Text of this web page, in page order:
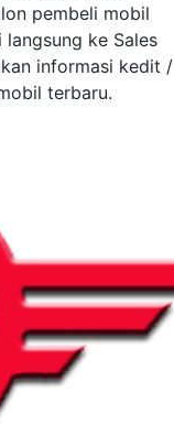
pembeli mobil
langsung ke Sales
informasi kedit /
terbaru.